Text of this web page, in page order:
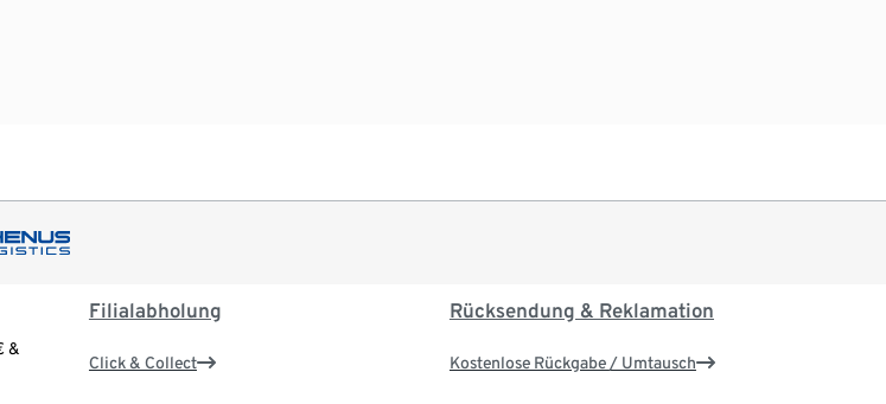
&
Filialabholung
Click & Collect
Rücksendung & Reklamation
Kostenlose Rückgabe / Umtausch